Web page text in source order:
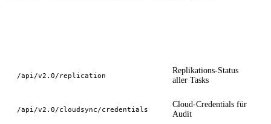
/api/v2.0/replication
Replikations-Status
aller Tasks
/api/v2.0/cloudsync/credentials
Cloud-Credentials für
Audit